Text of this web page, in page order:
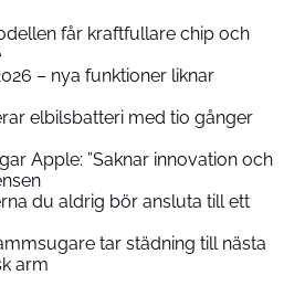
får kraftfullare chip och
– nya funktioner liknar
elbilsbatteri med tio gånger
Apple: ”Saknar innovation och
du aldrig bör ansluta till ett
tar städning till nästa
arm